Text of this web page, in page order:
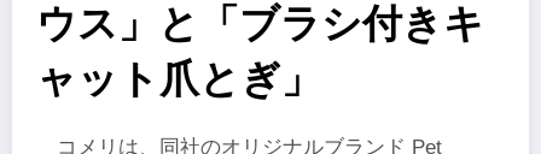
ウス」と「ブラシ付きキ
ャット爪とぎ」
コメリ は、同社のオリジナルブランド Pet